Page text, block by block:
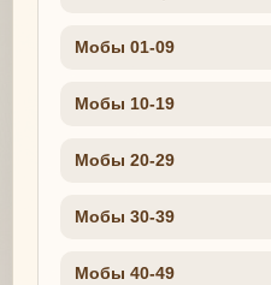
Мобы 01-09
Мобы 10-19
Мобы 20-29
Мобы 30-39
Мобы 40-49